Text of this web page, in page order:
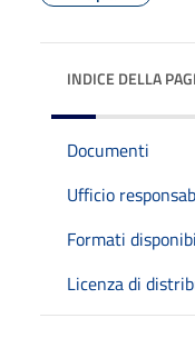
INDICE DELLA
Documenti
Ufficio
Formati
Licenza di